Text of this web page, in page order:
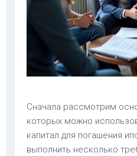
Сначала рассмотрим
которых можно
капитал для погашения
выполнить несколько